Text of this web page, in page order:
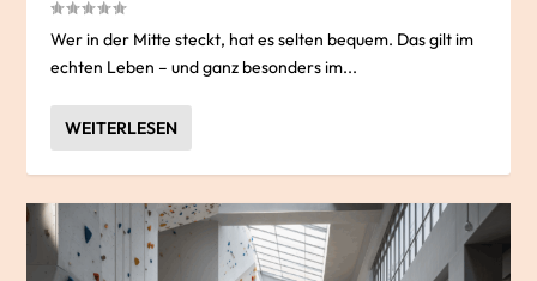
Wer in der Mitte steckt, hat es selten bequem. Das gilt im
echten Leben – und ganz besonders im...
WEITERLESEN